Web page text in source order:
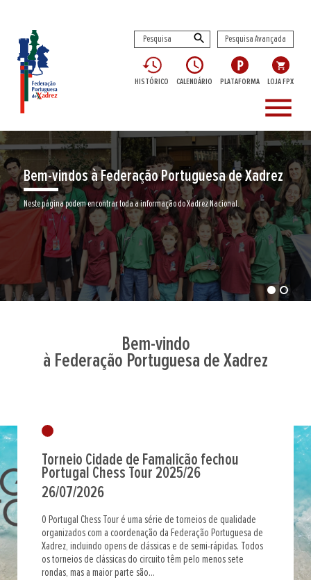
Pesquisa Avançada
HISTÓRICO CALENDÁRIO PLATAFORMA LOJA FPX
menu
Encontre aqui o seu clube de Xadrez
Junte-se a nós neste jogo milenar
Bem-vindo
à Federação Portuguesa de Xadrez
Torneio Cidade de Famalicão fechou
Portugal Chess Tour 2025/26
26/07/2026
O Portugal Chess Tour é uma série de torneios de qualidade
organizados com a coordenação da Federação Portuguesa de
Xadrez, incluindo opens de clássicas e de semi-rápidas. Todos
os torneios de clássicas do circuito têm pelo menos sete
rondas, mas a maior parte são...